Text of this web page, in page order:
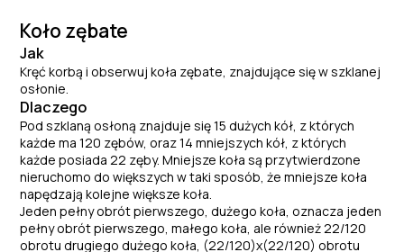
Koło zębate
Jak
Kręć korbą i obserwuj koła zębate, znajdujące się w szklanej
osłonie.
Dlaczego
Pod szklaną osłoną znajduje się 15 dużych kół, z których
każde ma 120 zębów, oraz 14 mniejszych kół, z których
każde posiada 22 zęby. Mniejsze koła są przytwierdzone
nieruchomo do większych w taki sposób, że mniejsze koła
napędzają kolejne większe koła.
Jeden pełny obrót pierwszego, dużego koła, oznacza jeden
pełny obrót pierwszego, małego koła, ale również 22/120
obrotu drugiego dużego koła, (22/120)x(22/120) obrotu